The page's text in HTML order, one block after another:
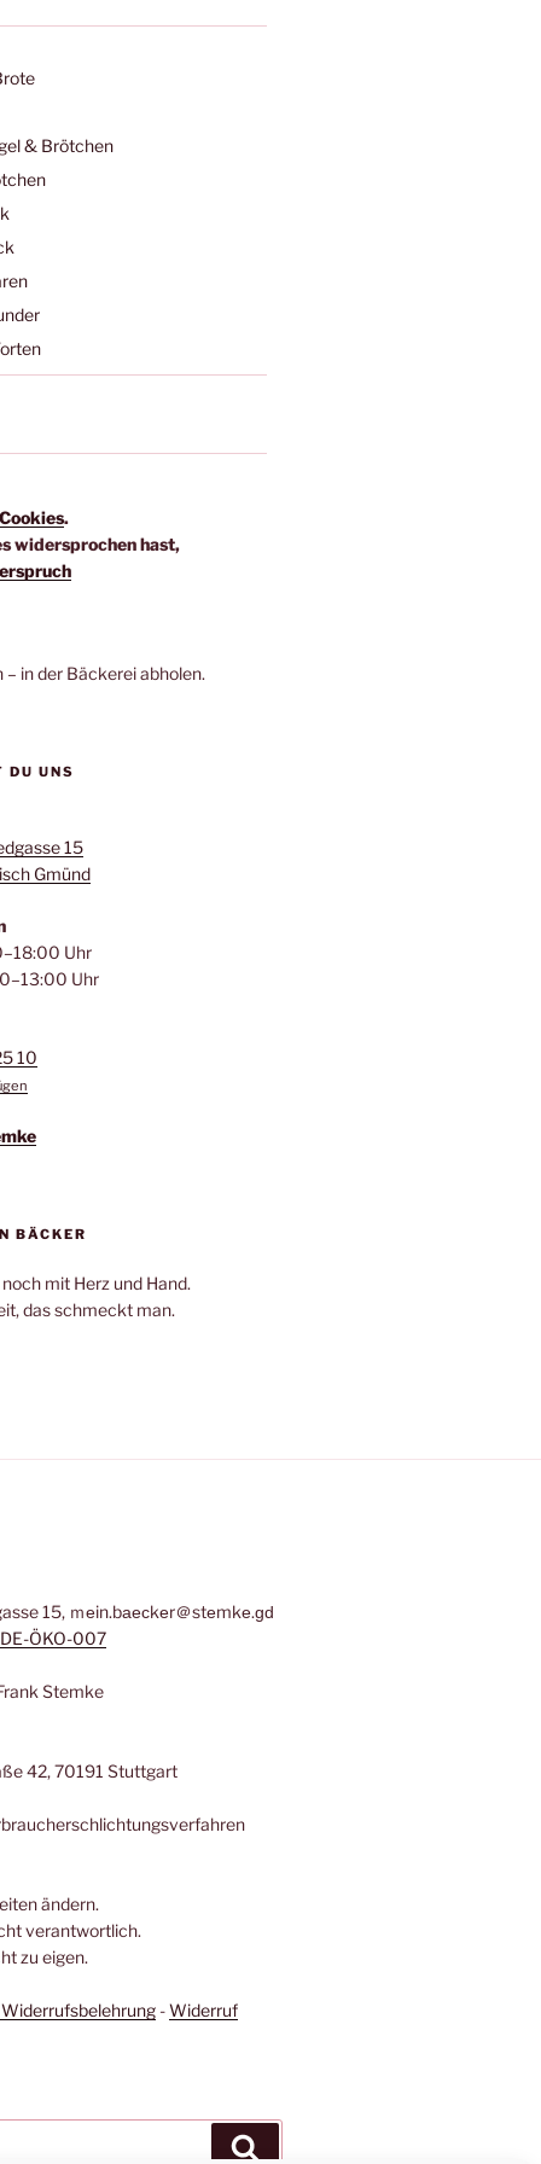
& Brötchen
.
widersprochen hast,
– in der Bäckerei abholen.
DU UNS
15
Gmünd
Uhr
Uhr
10
BÄCKER
mit Herz und Hand.
das schmeckt man.
15, ｍеin.bаеϲkеr＠stеmkе.ɡԁ
DE-ÖKO-007
Stemke
42, 70191 Stuttgart
ändern.
verantwortlich.
zu eigen.
-Widerruf